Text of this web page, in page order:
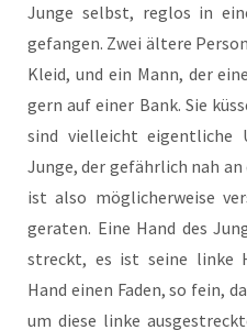
Jun­ge selbst, reg­los in
gefan­gen. Zwei älte­re
Kleid, und ein Mann, der
gern auf einer Bank. Sie
sind viel­leicht eigent­li­che
Jun­ge, der gefähr­lich nah
ist also mög­li­cher­wei­se
gera­ten. Eine Hand des
streckt, es ist sei­ne lin­ke
Hand einen Faden, so fein,
um die­se lin­ke